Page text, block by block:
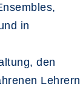
in
den
Lehrern